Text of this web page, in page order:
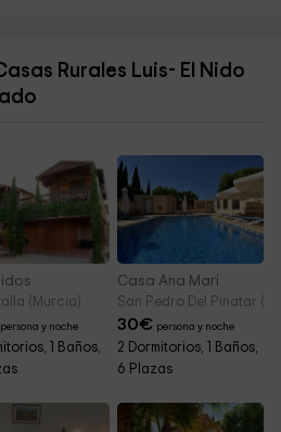
Rurales Luis- El Nido
Pista
(Murcia)
persona y noche
1 Baños,
Casa Ana Mari
San Pedro Del Pinatar
30€ persona y noche
2 Dormitorios, 1 Baños,
6 Plazas